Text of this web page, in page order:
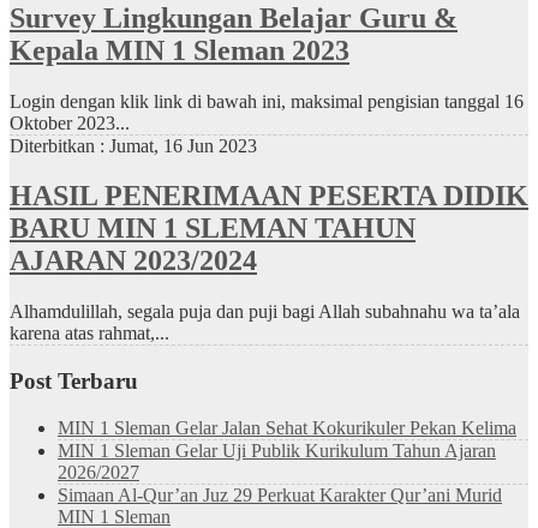
Survey Lingkungan Belajar Guru &
Kepala MIN 1 Sleman 2023
Login dengan klik link di bawah ini, maksimal pengisian tanggal 16
Oktober 2023...
Diterbitkan : Jumat, 16 Jun 2023
HASIL PENERIMAAN PESERTA DIDIK
BARU MIN 1 SLEMAN TAHUN
AJARAN 2023/2024
Alhamdulillah, segala puja dan puji bagi Allah subahnahu wa ta’ala
karena atas rahmat,...
Post Terbaru
MIN 1 Sleman Gelar Jalan Sehat Kokurikuler Pekan Kelima
MIN 1 Sleman Gelar Uji Publik Kurikulum Tahun Ajaran
2026/2027
Simaan Al-Qur’an Juz 29 Perkuat Karakter Qur’ani Murid
MIN 1 Sleman